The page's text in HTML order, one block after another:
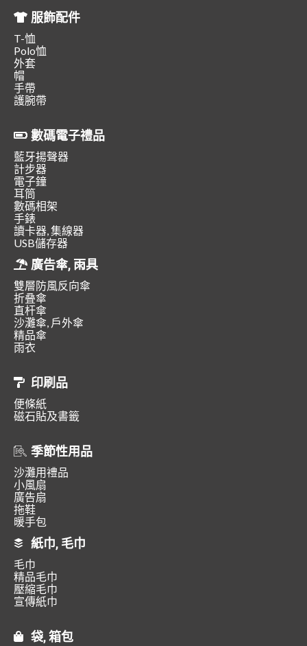
服飾配件
T-恤
Polo恤
外套
帽
手帶
護腕帶
數碼電子禮品
藍牙揚聲器
計步器
電子鐘
耳筒
數碼相架
手錶
讀卡器, 集線器
USB儲存器
廣告傘, 雨具
雙層防風反向傘
折叠傘
直杆傘
沙灘傘, 戶外傘
精品傘
雨衣
印刷品
便條紙
磁石貼及書籤
季節性用品
沙灘用禮品
小風扇
廣告扇
拖鞋
暖手包
紙巾, 毛巾
毛巾
精品毛巾
壓縮毛巾
宣傳紙巾
袋, 箱包